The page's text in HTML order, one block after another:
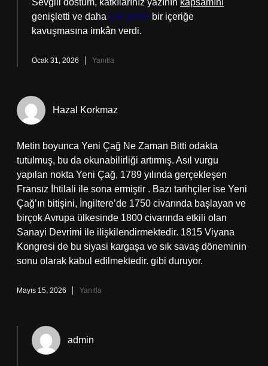
Sevgili dostum, katkılarınız yazının kapsamını
genişletti ve daha çok yönlü bir içeriğe
kavuşmasına imkân verdi.
Ocak 31, 2026 Yanıtla
Hazal Korkmaz
Metin boyunca Yeni Çağ Ne Zaman Bitti odakta
tutulmuş, bu da okunabilirliği artırmış. Asıl vurgu
yapılan nokta Yeni Çağ, 1789 yılında gerçekleşen
Fransız İhtilali ile sona ermiştir . Bazı tarihçiler ise Yeni
Çağ’ın bitişini, İngiltere’de 1750 civarında başlayan ve
birçok Avrupa ülkesinde 1800 civarında etkili olan
Sanayi Devrimi ile ilişkilendirmektedir. 1815 Viyana
Kongresi de bu siyasi kargaşa ve sık savaş döneminin
sonu olarak kabul edilmektedir. gibi duruyor.
Mayıs 15, 2026 Yanıtla
admin